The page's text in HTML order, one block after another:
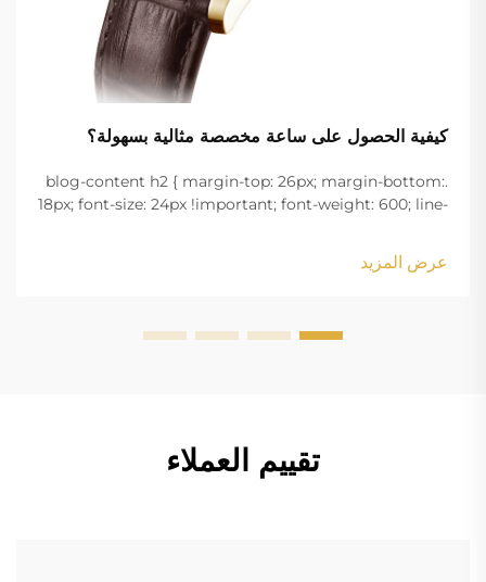
كيفية الحصول على ساعة مخصصة مثالية بسهولة؟
.blog-content h2 { margin-top: 26px; margin-bottom:
18px; font-size: 24px !important; font-weight: 600; line-
margin-bottom: 18px; font-size: 20px !important; font-
w...
عرض المزيد
تقييم العملاء